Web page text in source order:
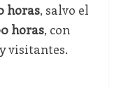
horas, salvo el
horas, con
visitantes.